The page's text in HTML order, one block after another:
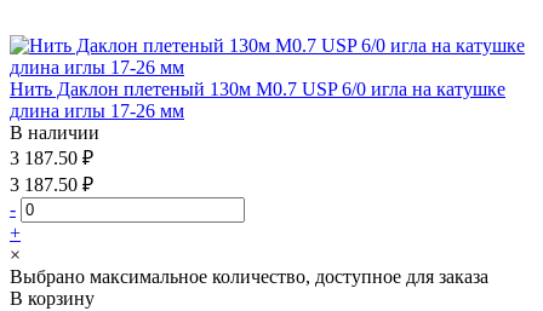
Нить Даклон плетеный 130м М0.7 USP 6/0 игла на катушке
длина иглы 17-26 мм
В наличии
3 187.50 ₽
3 187.50 ₽
-
+
×
Выбрано максимальное количество, доступное для заказа
В корзину